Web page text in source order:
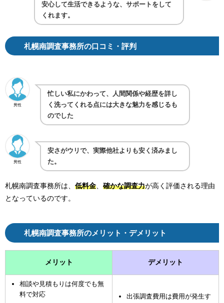
安心して生活できるような、サポートをして
くれます。
札幌南調査事務所の口コミ・評判
男性
忙しい私にかわって、人間関係や経歴を詳し
く洗ってくれる点には大きな魅力を感じるも
のでした
男性
安さがウリで、実際他社よりも安く済みまし
た。
札幌南調査事務所は、 低料金 確かな調査力が高く評価される理由
となっているのです。
札幌南調査事務所のメリット・デメリット
メリット デメリット
相談や見積もりは何度でも無
料で対応
出張調査費用は費用が発生す